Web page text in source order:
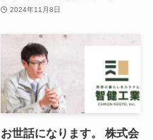
2024年11月8日
お世話になります。 株式会